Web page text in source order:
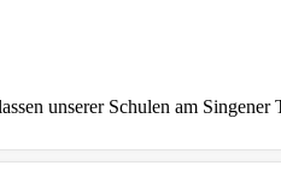
unserer Schulen am